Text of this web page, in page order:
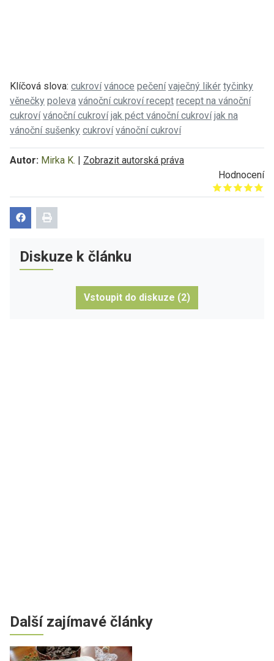
Klíčová slova: cukroví vánoce pečení vaječný likér tyčinky
věnečky poleva vánoční cukroví recept recept na vánoční
cukroví vánoční cukroví jak péct vánoční cukroví jak na
vánoční sušenky cukroví vánoční cukroví
Autor: Mirka K. | Zobrazit autorská práva
Hodnocení
Give it 1/5
Give it 2/5
Give it 3/5
Give it 4/5
Give it 5/5
Diskuze k článku
Vstoupit do diskuze (2)
Další zajímavé články